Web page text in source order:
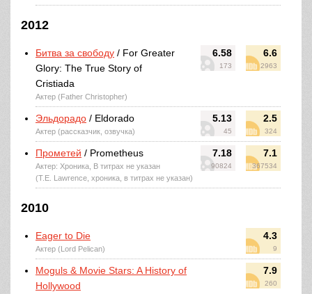
2012
6.58
173
6.6
2963
Битва за свободу / For Greater
Glory: The True Story of
Cristiada
Актер (Father Christopher)
5.13
45
2.5
324
Эльдорадо / Eldorado
Актер (рассказчик, озвучка)
7.18
90824
7.1
367534
Прометей / Prometheus
Актер: Хроника, В титрах не указан
(T.E. Lawrence, хроника, в титрах не указан)
2010
4.3
9
Eager to Die
Актер (Lord Pelican)
7.9
260
Moguls & Movie Stars: A History of
Hollywood